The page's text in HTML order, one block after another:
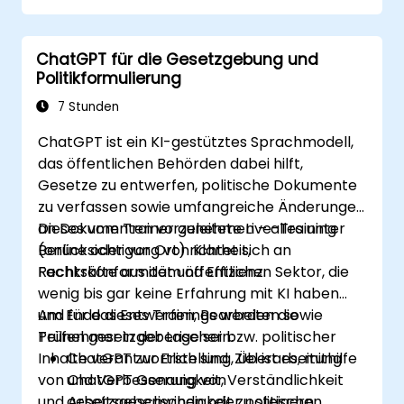
ChatGPT für die Gesetzgebung und
Politikformulierung
7 Stunden
ChatGPT ist ein KI-gestütztes Sprachmodell,
das öffentlichen Behörden dabei hilft,
Gesetze zu entwerfen, politische Dokumente
zu verfassen sowie umfangreiche Änderungen
an Dokumenten vorzunehmen – alles unter
Berücksichtigung von Klarheit,
Rechtskonformität und Effizienz.
Dieses vom Trainer geleitete Live-Training
(online oder vor Ort) richtet sich an
Fachkräfte aus dem öffentlichen Sektor, die
wenig bis gar keine Erfahrung mit KI haben
und für das Entwerfen, Bearbeiten sowie
Prüfen gesetzgeberischer bzw. politischer
Inhalte verantwortlich sind. Ziel ist es, mithilfe
von ChatGPT Genauigkeit, Verständlichkeit
Am Ende dieses Trainings werden die
Teilnehmer in der Lage sein:
ChatGPT zur Erstellung, Überarbeitung
und Verbesserung von